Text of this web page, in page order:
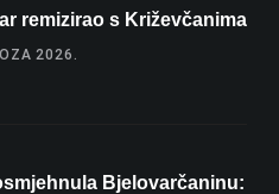
remizirao s Križevčanima
2026.
Bjelovarčaninu: